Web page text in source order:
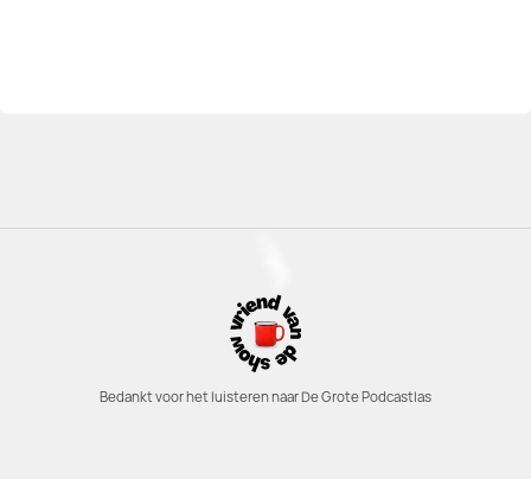
Bedankt voor het luisteren naar De Grote Podcastlas